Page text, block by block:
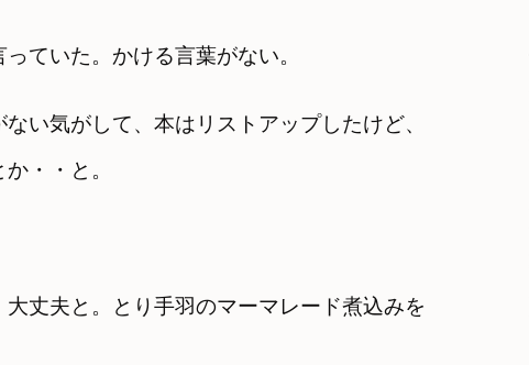
ていた。かける言葉がない。
い気がして、本はリストアップしたけど、
・・と。
丈夫と。とり手羽のマーマレード煮込みを